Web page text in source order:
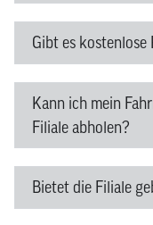
Gibt es kostenlose
Kann ich mein
Filiale abholen?
Bietet die Filiale